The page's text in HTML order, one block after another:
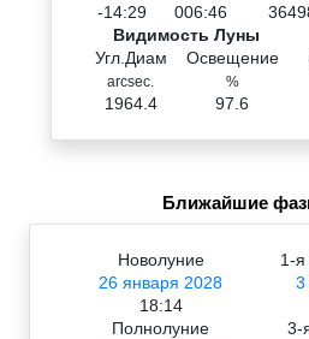
-14:29 006:46
Видимость Луны
Угл.Диам
arcsec.
1964.4
Освещение
%
97.6
Ближайшие
Новолуние
26 января 2028
18:14
1-я
3
Полнолуние
3-